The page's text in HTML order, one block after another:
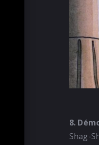
8.
Shag-